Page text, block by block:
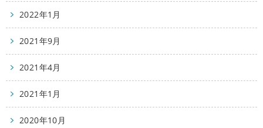
2022年1月
2021年9月
2021年4月
2021年1月
2020年10月